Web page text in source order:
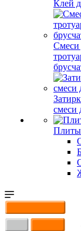
Клей
Смеси
смеси
Плиты